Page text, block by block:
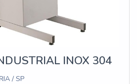
INOX 304
/ SP